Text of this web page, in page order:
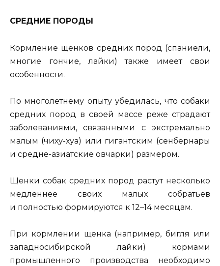
СРЕДНИЕ ПОРОДЫ
Кормление щенков средних пород (спаниели,
многие гончие, лайки) также имеет свои
особенности.
По многолетнему опыту убедилась, что собаки
средних пород в своей массе реже страдают
заболеваниями, связанными с экстремально
малым (чиху-хуа) или гигантским (сенбернары
и средне-азиатские овчарки) размером.
Щенки собак средних пород растут несколько
медленнее своих малых собратьев
и полностью формируются к 12–14 месяцам.
При кормлении щенка (например, бигля или
западносибирской лайки) кормами
промышленного производства необходимо